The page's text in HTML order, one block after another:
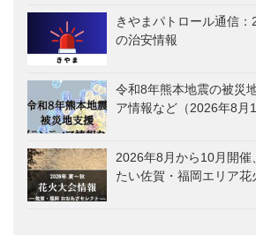
きやまパトロール通信
の治安情報
令和8年熊本地震の被災
ア情報など（2026年8月1
2026年8月から10月開催
たい佐賀・福岡エリア花